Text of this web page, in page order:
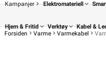
Kampanjer Elektromateriell
Hjem & Fritid Verktøy Kabel &
Forsiden
Varme Varmekabel